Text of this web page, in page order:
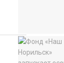
обошёл
в